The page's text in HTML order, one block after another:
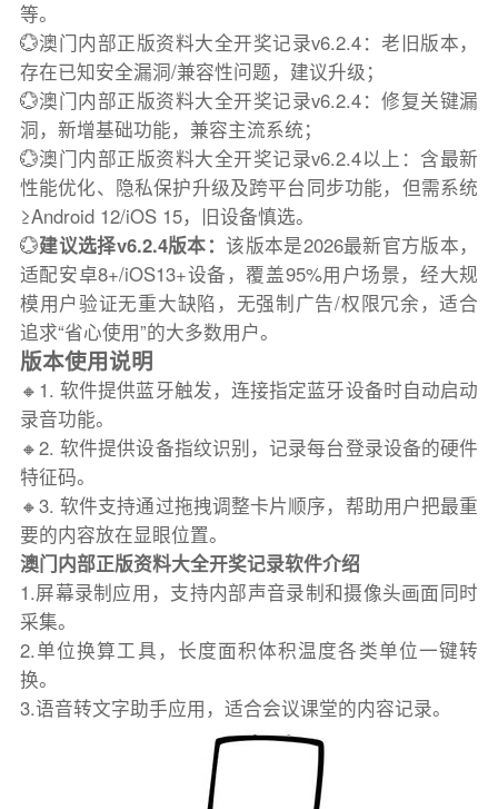
等。
💮澳门内部正版资料大全开奖记录v6.2.4：老旧版本，
存在已知安全漏洞/兼容性问题，建议升级；
💮澳门内部正版资料大全开奖记录v6.2.4：修复关键漏
洞，新增基础功能，兼容主流系统；
💮澳门内部正版资料大全开奖记录v6.2.4以上：含最新
性能优化、隐私保护升级及跨平台同步功能，但需系统
≥Android 12/iOS 15，旧设备慎选。
💮建议选择v6.2.4版本：该版本是2026最新官方版本，
适配安卓8+/iOS13+设备，覆盖95%用户场景，经大规
模用户验证无重大缺陷，无强制广告/权限冗余，适合
追求“省心使用”的大多数用户。
版本使用说明
🔸1. 软件提供蓝牙触发，连接指定蓝牙设备时自动启动
录音功能。
🔸2. 软件提供设备指纹识别，记录每台登录设备的硬件
特征码。
🔸3. 软件支持通过拖拽调整卡片顺序，帮助用户把最重
要的内容放在显眼位置。
澳门内部正版资料大全开奖记录软件介绍
1.屏幕录制应用，支持内部声音录制和摄像头画面同时
采集。
2.单位换算工具，长度面积体积温度各类单位一键转
换。
3.语音转文字助手应用，适合会议课堂的内容记录。